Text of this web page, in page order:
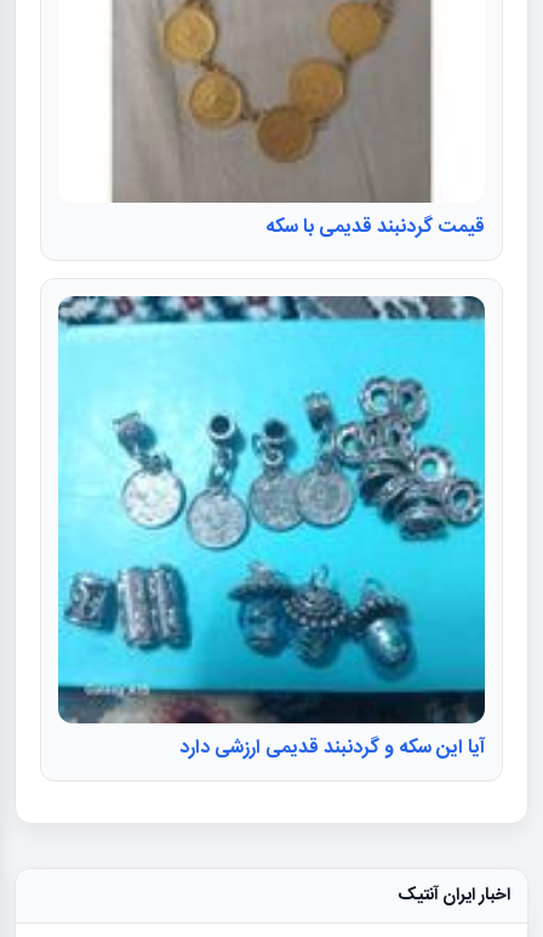
قیمت گردنبند قدیمی با سکه
آیا این سکه و گردنبند قدیمی ارزشی دارد
اخبار ایران آنتیک